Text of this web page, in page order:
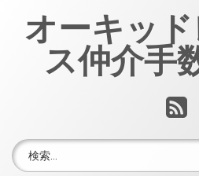
オーキッ
ス仲介手
検索: